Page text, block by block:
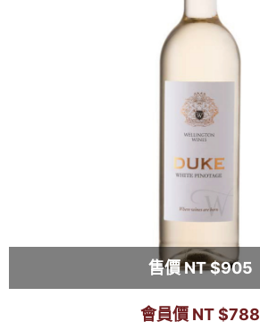
售價 NT $905
會員價 NT $788